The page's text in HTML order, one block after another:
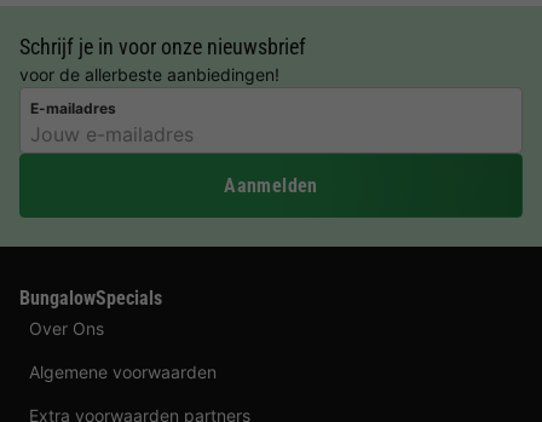
Schrijf je in voor onze nieuwsbrief
voor de allerbeste aanbiedingen!
E-mailadres
Aanmelden
BungalowSpecials
Over Ons
Algemene voorwaarden
Extra voorwaarden partners